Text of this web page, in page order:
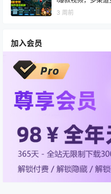
3 周前
加入会员